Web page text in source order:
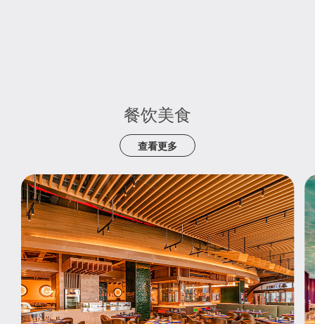
餐饮美食
查看更多